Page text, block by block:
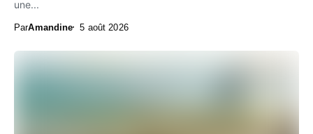
une...
ParAmandine 5 août 2026